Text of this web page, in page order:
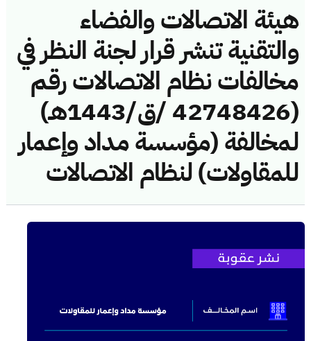
هيئة الاتصالات والفضاء
والتقنية تنشر قرار لجنة النظر في
مخالفات نظام الاتصالات رقم
(42748426 /ق/1443هـ)
لمخالفة (مؤسسة مداد وإعمار
للمقاولات) لنظام الاتصالات